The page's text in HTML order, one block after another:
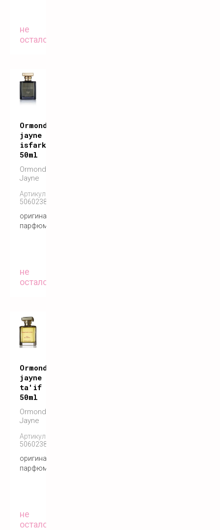
не
осталось
Ormonde
jayne
isfarkand
50ml
Ormonde
Jayne
Артикул:
5060238286114
оригинальный
парфюм
не
осталось
Ormonde
jayne
ta'if
50ml
Ormonde
Jayne
Артикул:
5060238286114
оригинальный
парфюм
не
осталось